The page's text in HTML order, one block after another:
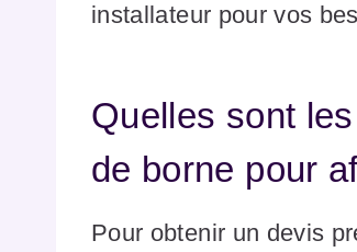
installateur pour vos
Quelles sont
de borne pour
Pour obtenir un devis